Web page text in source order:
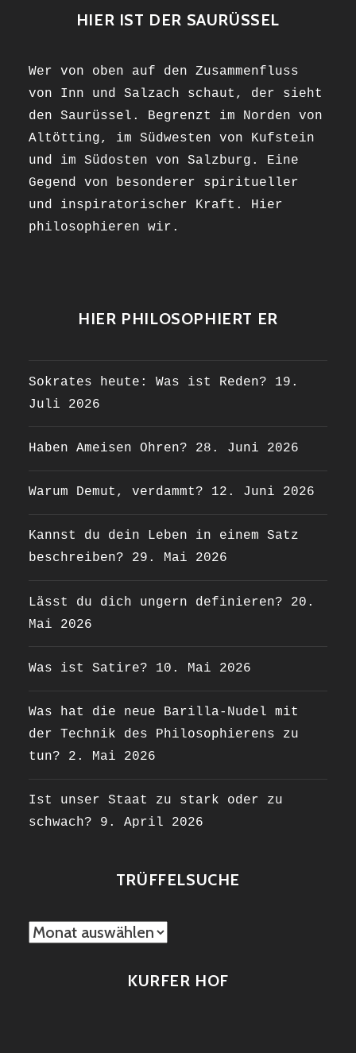
HIER IST DER SAURÜSSEL
Wer von oben auf den Zusammenfluss
von Inn und Salzach schaut, der sieht
den Saurüssel. Begrenzt im Norden von
Altötting, im Südwesten von Kufstein
und im Südosten von Salzburg. Eine
Gegend von besonderer spiritueller
und inspiratorischer Kraft. Hier
philosophieren wir.
HIER PHILOSOPHIERT ER
Sokrates heute: Was ist Reden?
19.
Juli 2026
Haben Ameisen Ohren? 28. Juni 2026
Warum Demut, verdammt? 12. Juni 2026
Kannst du dein Leben in einem Satz
beschreiben?
29. Mai 2026
Lässt du dich ungern definieren?
20.
Mai 2026
Was ist Satire? 10. Mai 2026
Was hat die neue Barilla-Nudel mit
der Technik des Philosophierens zu
tun?
2. Mai 2026
Ist unser Staat zu stark oder zu
schwach?
9. April 2026
TRÜFFELSUCHE
TRÜFFELSUCHE
KURFER HOF